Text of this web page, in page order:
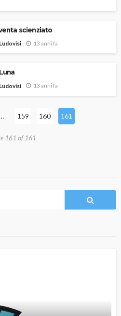
scienziato
13 anni fa
13 anni fa
159 160 161
161 of 161